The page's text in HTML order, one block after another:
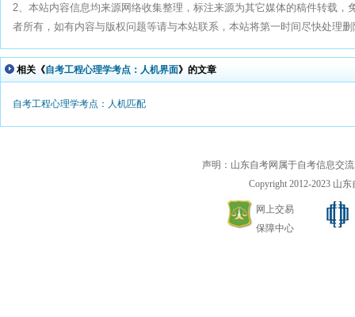
2、本站内容信息均来源网络收集整理，标注来源为其它媒体的稿件转载，
者所有，如有内容与版权问题等请与本站联系，本站将第一时间尽快处理
相关《自考工程心理学考点：人机界面》的文章
自考工程心理学考点：人机匹配
声明：山东自考网属于自考信息交
Copyright 2012-2023 山
网上交易
保障中心